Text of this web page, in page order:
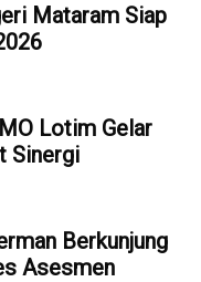
Mataram Siap
Lotim Gelar
Sinergi
Berkunjung
Asesmen